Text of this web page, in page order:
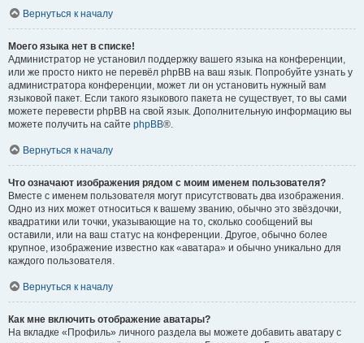
Вернуться к началу
Моего языка нет в списке!
Администратор не установил поддержку вашего языка на конференции,
или же просто никто не перевёл phpBB на ваш язык. Попробуйте узнать у
администратора конференции, может ли он установить нужный вам
языковой пакет. Если такого языкового пакета не существует, то вы сами
можете перевести phpBB на свой язык. Дополнительную информацию вы
можете получить на сайте phpBB®.
Вернуться к началу
Что означают изображения рядом с моим именем пользователя?
Вместе с именем пользователя могут присутствовать два изображения.
Одно из них может относиться к вашему званию, обычно это звёздочки,
квадратики или точки, указывающие на то, сколько сообщений вы
оставили, или на ваш статус на конференции. Другое, обычно более
крупное, изображение известно как «аватара» и обычно уникально для
каждого пользователя.
Вернуться к началу
Как мне включить отображение аватары?
На вкладке «Профиль» личного раздела вы можете добавить аватару с